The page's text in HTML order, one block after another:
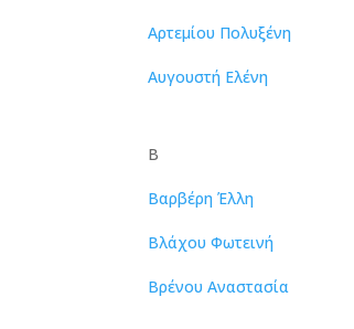
Αρτεμίου Πολυξένη
Αυγουστή Ελένη
Β
Βαρβέρη Έλλη
Βλάχου Φωτεινή
Βρένου Αναστασία